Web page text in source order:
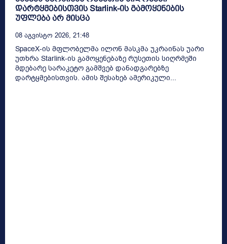
დარტყმებისთვის Starlink-ის გამოყენების
უფლება არ მისცა
08 Აგვისტო 2026, 21:48
SpaceX-ის მფლობელმა ილონ მასკმა უკრაინას უარი
უთხრა Starlink-ის გამოყენებაზე რუსეთის სიღრმეში
მდებარე სარაკეტო გამშვებ დანადგარებზე
დარტყმებისთვის. ამის შესახებ ამერიკული...